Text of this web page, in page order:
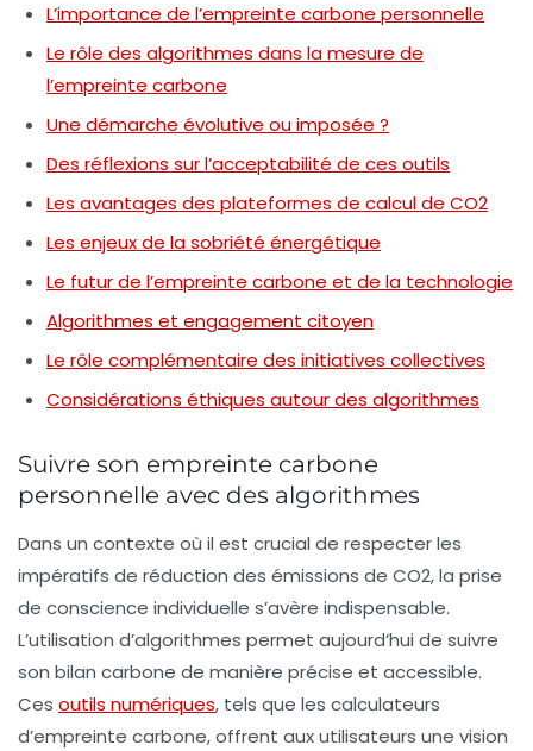
L’importance de l’empreinte carbone personnelle
Le rôle des algorithmes dans la mesure de
l’empreinte carbone
Une démarche évolutive ou imposée ?
Des réflexions sur l’acceptabilité de ces outils
Les avantages des plateformes de calcul de CO2
Les enjeux de la sobriété énergétique
Le futur de l’empreinte carbone et de la technologie
Algorithmes et engagement citoyen
Le rôle complémentaire des initiatives collectives
Considérations éthiques autour des algorithmes
Suivre son empreinte carbone
personnelle avec des algorithmes
Dans un contexte où il est crucial de respecter les
impératifs de réduction des émissions de CO2, la prise
de conscience individuelle s’avère indispensable.
L’utilisation d’algorithmes permet aujourd’hui de suivre
son bilan carbone de manière précise et accessible.
Ces outils numériques, tels que les calculateurs
d’empreinte carbone, offrent aux utilisateurs une vision